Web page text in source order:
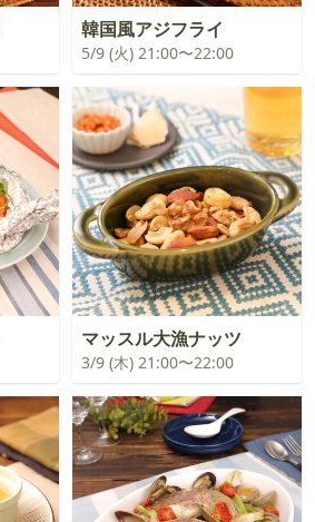
韓国風アジフライ
5/9 (火) 21:00〜22:00
マッスル大漁ナッツ
3/9 (木) 21:00〜22:00